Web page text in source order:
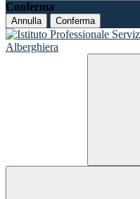
Conferma
Annulla Conferma